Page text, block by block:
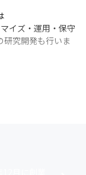
イズ・運用・保守
研究開発も行いま
ーク導入サポー
レワークアワー